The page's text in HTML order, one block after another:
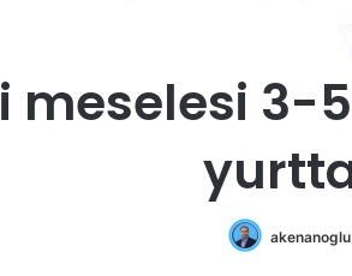
meselesi 3-
akenanoglu